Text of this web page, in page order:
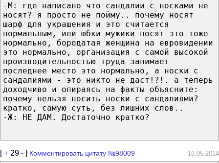
-М: где написано что сандалии с носками не
носят? я просто не пойму.. почему носят
шарф для украшения и это считается
нормальным, или юбки мужики носят это тоже
нормально, бородатая женщина на евровидении
это нормально, организация с самой высокой
производительностью труда занимает
последнее место это нормально, а носки с
сандалиями - это никто не даст!?!. а теперь
доходчиво и опираясь на факты объясните:
почему нельзя носить носки с сандалиями?
кратко, самую суть, без лишних слов..
-Ж: НЕ ДАМ. Достаточно кратко?
[+ 29 - ] Комментировать цитату №98009 16.05.2014